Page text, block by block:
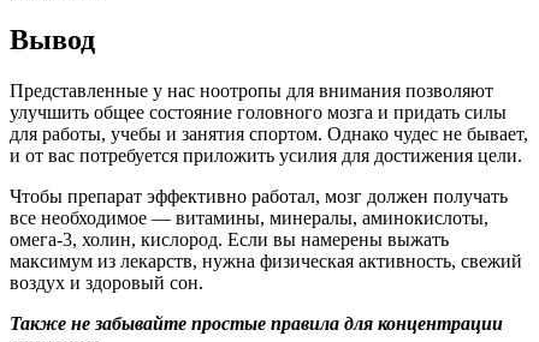
Вывод
Представленные у нас ноотропы для внимания позволяют
улучшить общее состояние головного мозга и придать силы
для работы, учебы и занятия спортом. Однако чудес не бывает,
и от вас потребуется приложить усилия для достижения цели.
Чтобы препарат эффективно работал, мозг должен получать
все необходимое — витамины, минералы, аминокислоты,
омега-3, холин, кислород. Если вы намерены выжать
максимум из лекарств, нужна физическая активность, свежий
воздух и здоровый сон.
Также не забывайте простые правила для концентрации